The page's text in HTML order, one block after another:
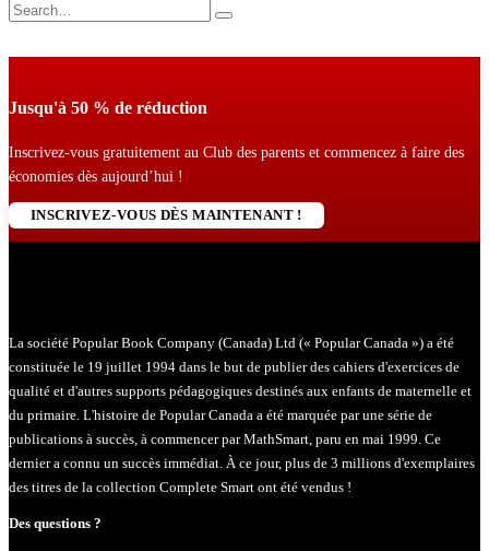
Jusqu'à 50 % de réduction
Inscrivez-vous gratuitement au Club des parents et commencez à faire des
économies dès aujourd’hui !
INSCRIVEZ-VOUS DÈS MAINTENANT !
La société Popular Book Company (Canada) Ltd (« Popular Canada ») a été
constituée le 19 juillet 1994 dans le but de publier des cahiers d'exercices de
qualité et d'autres supports pédagogiques destinés aux enfants de maternelle et
du primaire. L'histoire de Popular Canada a été marquée par une série de
publications à succès, à commencer par MathSmart, paru en mai 1999. Ce
dernier a connu un succès immédiat. À ce jour, plus de 3 millions d'exemplaires
des titres de la collection Complete Smart ont été vendus !
Des questions ?